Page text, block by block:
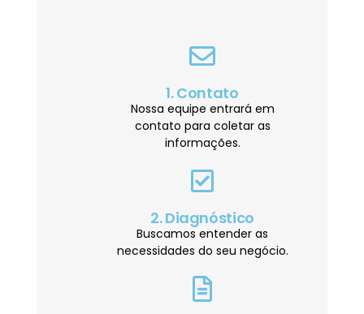
1. Contato
Nossa equipe entrará em
contato para coletar as
informações.
2. Diagnóstico
Buscamos entender as
necessidades do seu negócio.